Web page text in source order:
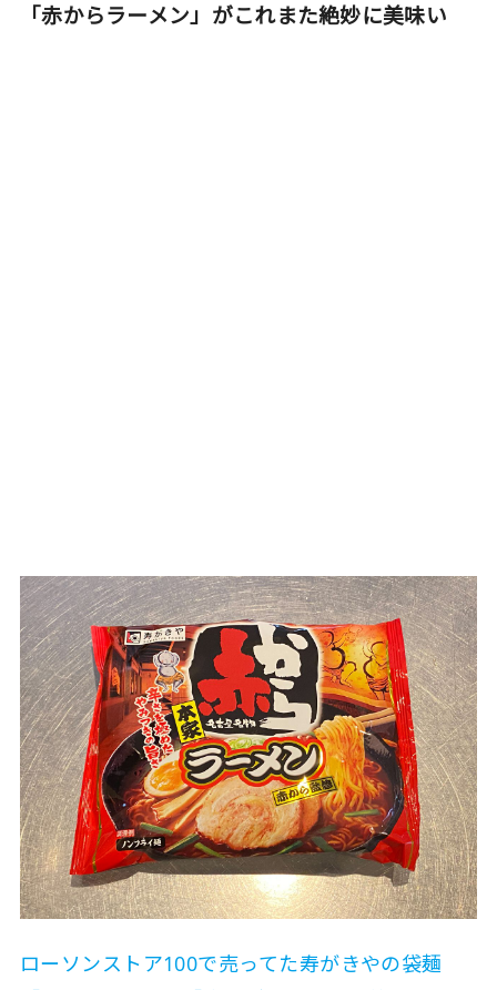
「赤からラーメン」がこれまた絶妙に美味い
ローソンストア100で売ってた寿がきやの袋麺